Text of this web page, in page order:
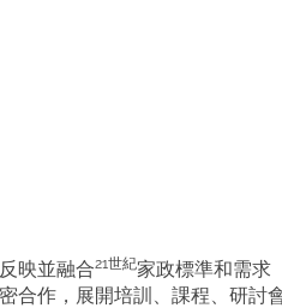
映並融合21世紀家政標準和需求
合作，展開培訓、課程、研討